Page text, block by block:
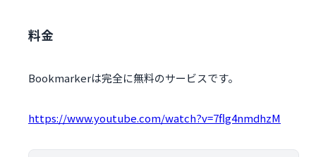
料金
Bookmarkerは完全に無料のサービスです。
https://www.youtube.com/watch?v=7flg4nmdhzM